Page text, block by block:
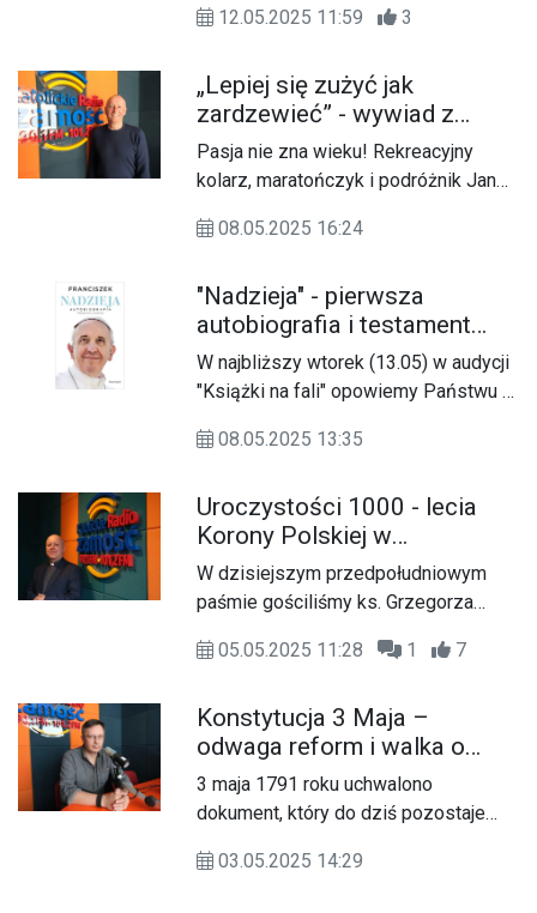
12.05.2025 11:59
3
„Lepiej się zużyć jak
zardzewieć” - wywiad z
Janem Zderkiewiczem
Pasja nie zna wieku! Rekreacyjny
kolarz, maratończyk i podróżnik Jan
realizuje kolejne wyzwania, dzieli się
podejściem do aktywnego trybu życia
i spędzania czasu na emeryturze,
która może być początkiem nowego
etapu.
08.05.2025 16:24
"Nadzieja" - pierwsza
autobiografia i testament
papieża Franciszka
W najbliższy wtorek (13.05) w audycji
"Książki na fali" opowiemy Państwu o
testamencie papieża Franciszka.
08.05.2025 13:35
Uroczystości 1000 - lecia
Korony Polskiej w
Wirkowicach
W dzisiejszym przedpołudniowym
paśmie gościliśmy ks. Grzegorza
Przenajdroższej Krwi Pana Jezusa w
historii parafii, o samej miejscowości
Wirkowice (Gmina Izbica), a także
zaprosił na uroczystości 1000 - lecia
Korony Polskiej, które odbędą się 11
05.05.2025 11:28 1 7
Konstytucja 3 Maja –
odwaga reform i walka o
suwerenność
3 maja 1791 roku uchwalono
dokument, który do dziś pozostaje
polskiej historii. Konstytucja 3 Maja –
03.05.2025 14:29